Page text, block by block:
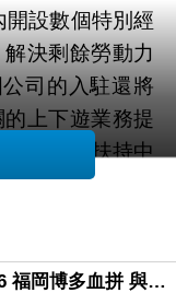
開設數個特別經
決剩餘勞動力
司的入駐還將
上下遊業務提
系列政策扶持中
資渠道、完善
的航道，是加
都金斯敦擁有【2026-6廣島】Day 6 福岡博多血拼 與機場接送少年司機深夜對談